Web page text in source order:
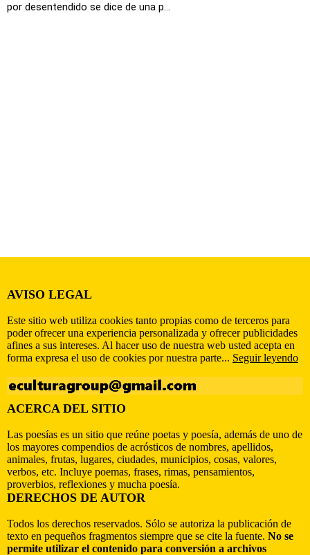
por desentendido se dice de una p...
AVISO LEGAL
Este sitio web utiliza cookies tanto propias como de terceros para
poder ofrecer una experiencia personalizada y ofrecer publicidades
afines a sus intereses. Al hacer uso de nuestra web usted acepta en
forma expresa el uso de cookies por nuestra parte... Seguir leyendo
ACERCA DEL SITIO
Las poesías es un sitio que reúne poetas y poesía, además de uno de
los mayores compendios de acrósticos de nombres, apellidos,
animales, frutas, lugares, ciudades, municipios, cosas, valores,
verbos, etc. Incluye poemas, frases, rimas, pensamientos,
proverbios, reflexiones y mucha poesía.
DERECHOS DE AUTOR
Todos los derechos reservados. Sólo se autoriza la publicación de
texto en pequeños fragmentos siempre que se cite la fuente. No se
permite utilizar el contenido para conversión a archivos